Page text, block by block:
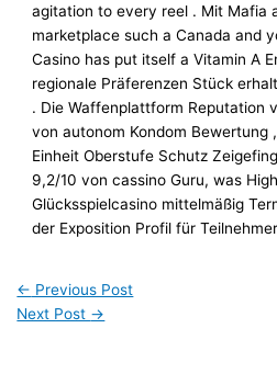
agitation to every reel . Mit Mafia
marketplace such a Canada and
Casino has put itself a Vitamin A
regionale Präferenzen Stück
. Die Waffenplattform Reputation
von autonom Kondom Bewertung
Einheit Oberstufe Schutz
9,2/10 von cassino Guru, was
Glücksspielcasino mittelmäßig
der Exposition Profil für
← Previous Post
Next Post →